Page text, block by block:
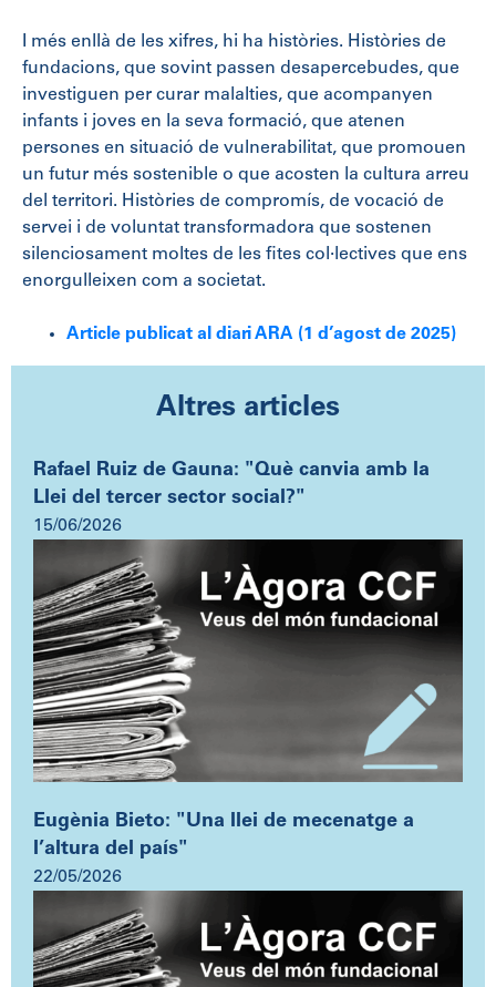
I més enllà de les xifres, hi ha històries. Històries de
fundacions, que sovint passen desapercebudes, que
investiguen per curar malalties, que acompanyen
infants i joves en la seva formació, que atenen
persones en situació de vulnerabilitat, que promouen
un futur més sostenible o que acosten la cultura arreu
del territori. Històries de compromís, de vocació de
servei i de voluntat transformadora que sostenen
silenciosament moltes de les fites col·lectives que ens
enorgulleixen com a societat.
Article publicat al diari ARA (1 d’agost de 2025)
Altres articles
Rafael Ruiz de Gauna: "Què canvia amb la
Llei del tercer sector social?"
15/06/2026
Eugènia Bieto: "Una llei de mecenatge a
l’altura del país"
22/05/2026